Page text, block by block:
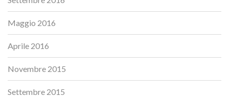
Maggio 2016
Aprile 2016
Novembre 2015
Settembre 2015